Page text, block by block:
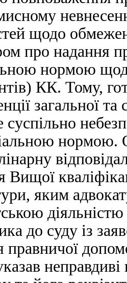
щодо
про надання
нормою
КК. Тому,
загальної
суспільно
нормою.
Вищої
яким
до суду із
правничої
неправдиві